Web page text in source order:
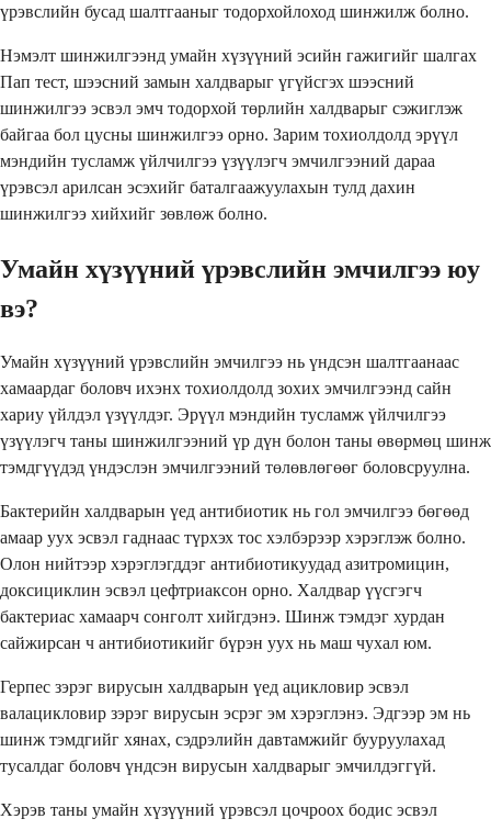
үрэвслийн бусад шалтгааныг тодорхойлоход шинжилж болно.
Нэмэлт шинжилгээнд умайн хүзүүний эсийн гажигийг шалгах
Пап тест, шээсний замын халдварыг үгүйсгэх шээсний
шинжилгээ эсвэл эмч тодорхой төрлийн халдварыг сэжиглэж
байгаа бол цусны шинжилгээ орно. Зарим тохиолдолд эрүүл
мэндийн тусламж үйлчилгээ үзүүлэгч эмчилгээний дараа
үрэвсэл арилсан эсэхийг баталгаажуулахын тулд дахин
шинжилгээ хийхийг зөвлөж болно.
Умайн хүзүүний үрэвслийн эмчилгээ юу
вэ?
Умайн хүзүүний үрэвслийн эмчилгээ нь үндсэн шалтгаанаас
хамаардаг боловч ихэнх тохиолдолд зохих эмчилгээнд сайн
хариу үйлдэл үзүүлдэг. Эрүүл мэндийн тусламж үйлчилгээ
үзүүлэгч таны шинжилгээний үр дүн болон таны өвөрмөц шинж
тэмдгүүдэд үндэслэн эмчилгээний төлөвлөгөөг боловсруулна.
Бактерийн халдварын үед антибиотик нь гол эмчилгээ бөгөөд
амаар уух эсвэл гаднаас түрхэх тос хэлбэрээр хэрэглэж болно.
Олон нийтээр хэрэглэгддэг антибиотикуудад азитромицин,
доксициклин эсвэл цефтриаксон орно. Халдвар үүсгэгч
бактериас хамаарч сонголт хийгдэнэ. Шинж тэмдэг хурдан
сайжирсан ч антибиотикийг бүрэн уух нь маш чухал юм.
Герпес зэрэг вирусын халдварын үед ацикловир эсвэл
валацикловир зэрэг вирусын эсрэг эм хэрэглэнэ. Эдгээр эм нь
шинж тэмдгийг хянах, сэдрэлийн давтамжийг бууруулахад
тусалдаг боловч үндсэн вирусын халдварыг эмчилдэггүй.
Хэрэв таны умайн хүзүүний үрэвсэл цочроох бодис эсвэл